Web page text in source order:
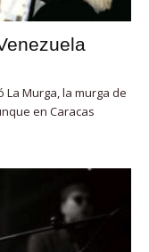
La Murga, la murga de
en Caracas